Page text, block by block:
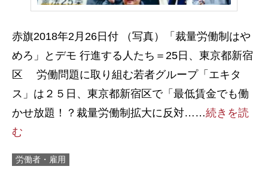
赤旗2018年2月26日付 （写真）「裁量労働制はや
めろ」とデモ 行進する人たち＝25日、東京都新宿
区 労働問題に取り組む若者グループ「エキタ
ス」は２５日、東京都新宿区で「最低賃金でも働
かせ放題！？裁量労働制拡大に反対……続きを読
む
労働者・雇用